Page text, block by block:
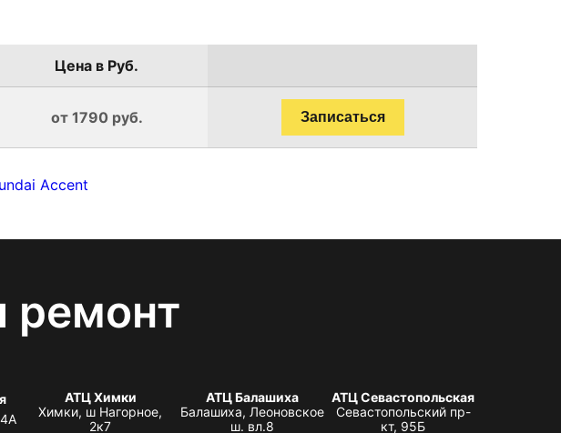
Цена в Руб.
от 1790 руб. Записаться
Accent
ремонт
АТЦ Химки
Химки, ш Нагорное,
2к7
АТЦ Балашиха
Балашиха, Леоновское
ш. вл.8
АТЦ Севастопольская
Севастопольский пр-
кт, 95Б